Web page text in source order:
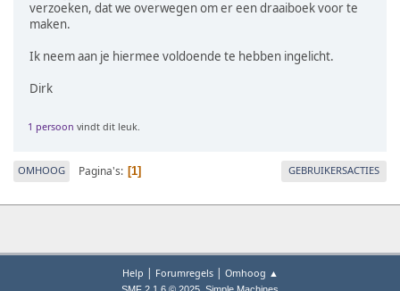
verzoeken, dat we overwegen om er een draaiboek voor te
maken.
Ik neem aan je hiermee voldoende te hebben ingelicht.
Dirk
1 persoon vindt dit leuk.
OMHOOG Pagina's 1 GEBRUIKERSACTIES
Help | Forumregels| Omhoog ▲